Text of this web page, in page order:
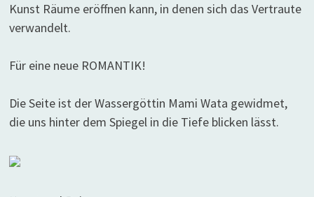
Kunst Räume eröffnen kann, in denen sich das Vertraute
verwandelt.
Für eine neue ROMANTIK!
Die Seite ist der Wassergöttin Mami Wata gewidmet,
die uns hinter dem Spiegel in die Tiefe blicken lässt.